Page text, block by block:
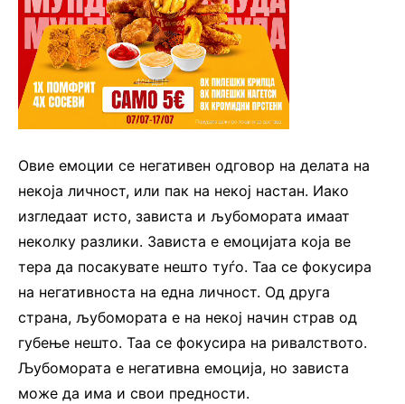
Овие емоции се негативен одговор на делата на
некоја личност, или пак на некој настан. Иако
изгледаат исто, зависта и љубомората имаат
неколку разлики. Зависта е емоцијата која ве
тера да посакувате нешто туѓо. Таа се фокусира
на негативноста на една личност. Од друга
страна, љубомората е на некој начин страв од
губење нешто. Таа се фокусира на ривалството.
Љубомората е негативна емоција, но зависта
може да има и свои предности.